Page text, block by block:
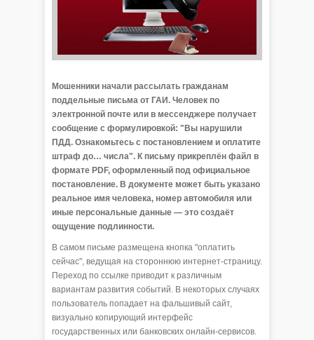
Мошенники начали рассылать гражданам
поддельные письма от ГАИ. Человек по
электронной почте или в мессенджере получает
сообщение с формулировкой: "Вы нарушили
ПДД. Ознакомьтесь с постановлением и оплатите
штраф до… числа". К письму прикреплён файл в
формате PDF, оформленный под официальное
постановление. В документе может быть указано
реальное имя человека, номер автомобиля или
иные персональные данные — это создаёт
ощущение подлинности.
В самом письме размещена кнопка "оплатить
сейчас", ведущая на стороннюю интернет-страницу.
Переход по ссылке приводит к различным
вариантам развития событий. В некоторых случаях
пользователь попадает на фальшивый сайт,
визуально копирующий интерфейс
государственных или банковских онлайн-сервисов.